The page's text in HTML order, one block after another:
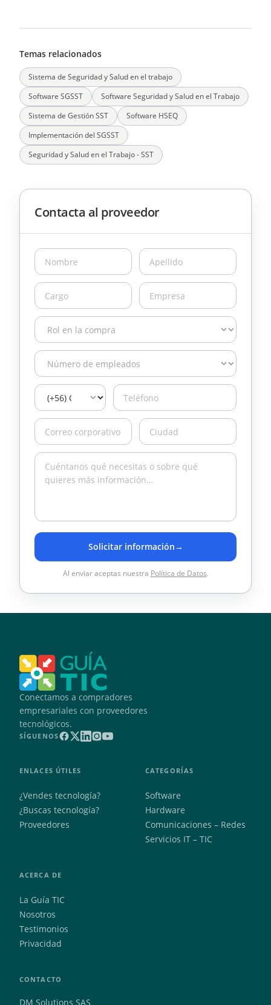
Temas relacionados
Sistema de Seguridad y Salud en el trabajo
Software SGSST
Software Seguridad y Salud en el Trabajo
Sistema de Gestión SST
Software HSEQ
Implementación del SGSST
Seguridad y Salud en el Trabajo - SST
Contacta al proveedor
Solicitar información→
Al enviar aceptas nuestra Política de Datos.
Conectamos a compradores
empresariales con proveedores
tecnológicos.
SÍGUENOS
ENLACES ÚTILES
¿Vendes tecnología?
¿Buscas tecnología?
Proveedores
CATEGORÍAS
Software
Hardware
Comunicaciones – Redes
Servicios IT – TIC
ACERCA DE
La Guía TIC
Nosotros
Testimonios
Privacidad
CONTACTO
DM Solutions SAS